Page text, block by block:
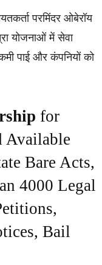
परमिंदर ओबेरॉय
योजनाओं में सेवा
पाई और कंपनियों को
for
Available
Bare Acts,
4000 Legal
Bail